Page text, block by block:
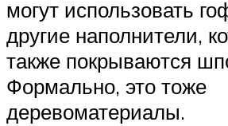
могут использовать
другие наполнители,
также покрываются
Формально, это тоже
деревоматериалы.